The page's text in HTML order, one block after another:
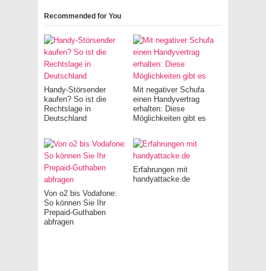
Recommended for You
Handy-Störsender
kaufen? So ist die
Rechtslage in
Deutschland
Mit negativer Schufa
einen Handyvertrag
erhalten: Diese
Möglichkeiten gibt es
Von o2 bis Vodafone:
So können Sie Ihr
Prepaid-Guthaben
abfragen
Erfahrungen mit
handyattacke.de